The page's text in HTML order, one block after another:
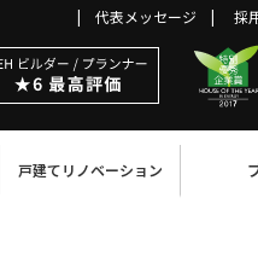
代表メッセージ 採
戸建てリノベーション